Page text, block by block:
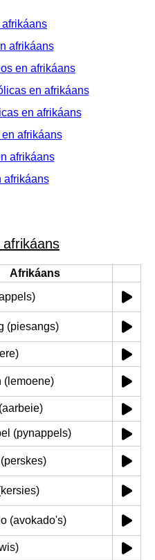
afrikáans
afrikáans
en afrikáans
en afrikáans
en afrikáans
en afrikáans
afrikáans
afrikáans
Afrikáans
(piesangs)
(lemoene)
(pynappels)
(avokado's)